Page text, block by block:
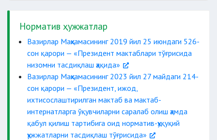
Норматив ҳужжатлар
Вазирлар Маҳкамасининг 2019 йил 25 июндаги 526-
сон қарори — «Президент мактаблари тўғрисида
низомни тасдиқлаш ҳақида»
Вазирлар Маҳкамасининг 2023 йил 27 майдаги 214-
сон қарори — «Президент, ижод,
ихтисослаштирилган мактаб ва мактаб-
интернатларга ўқувчиларни саралаб олиш ҳамда
қабул қилиш тартибига оид норматив-ҳуқуқий
ҳужжатларни тасдиқлаш тўғрисида»